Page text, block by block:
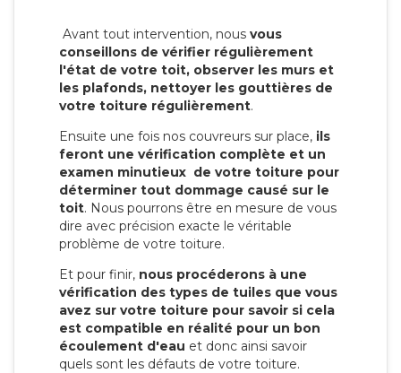
Avant tout intervention, nous vous
conseillons de vérifier régulièrement
l'état de votre toit, observer les murs et
les plafonds, nettoyer les gouttières de
votre toiture régulièrement.
Ensuite une fois nos couvreurs sur place, ils
feront une vérification complète et un
examen minutieux de votre toiture pour
déterminer tout dommage causé sur le
toit. Nous pourrons être en mesure de vous
dire avec précision exacte le véritable
problème de votre toiture.
Et pour finir, nous procéderons à une
vérification des types de tuiles que vous
avez sur votre toiture pour savoir si cela
est compatible en réalité pour un bon
écoulement d'eau et donc ainsi savoir
quels sont les défauts de votre toiture.